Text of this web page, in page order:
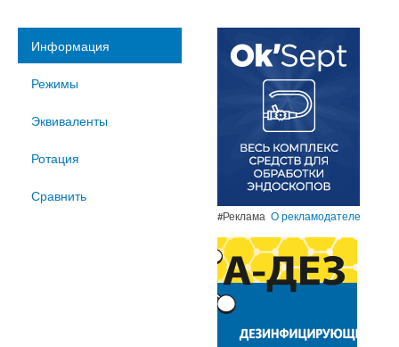
Информация
Режимы
Эквиваленты
Ротация
Сравнить
#Реклама О рекламодателе